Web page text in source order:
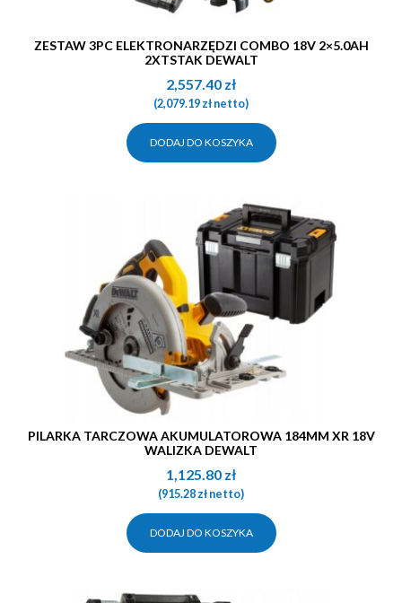
ZESTAW 3PC ELEKTRONARZĘDZI COMBO 18V 2×5.0AH
2XTSTAK DEWALT
2,557.40 zł
(2,079.19złnetto)
DODAJ DO KOSZYKA
PILARKA TARCZOWA AKUMULATOROWA 184MM XR 18V
WALIZKA DEWALT
1,125.80 zł
(915.28złnetto)
DODAJ DO KOSZYKA